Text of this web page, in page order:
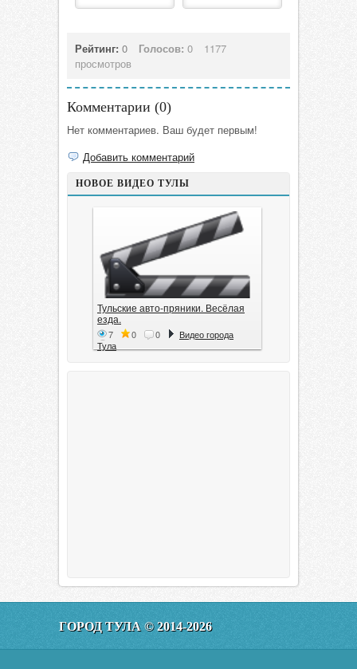
Рейтинг: 0 Голосов: 0
1177
просмотров
Комментарии (0)
Нет комментариев. Ваш будет первым!
Добавить комментарий
НОВОЕ ВИДЕО ТУЛЫ
Тульские авто-пряники. Весёлая
езда.
7 0 0
Видео города
Тула
00:20:11
Эфир от 11.01.2016 (19.35) Тула
160 0 0
Видео города
ГОРОД ТУЛА © 2014-2026